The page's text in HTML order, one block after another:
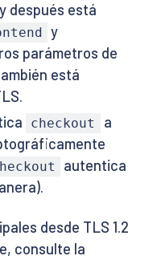
después está
y
parámetros de
está
checkout
a
autentica
desde TLS 1.2
consulte la